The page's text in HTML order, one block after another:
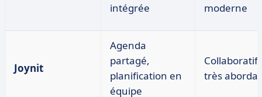
intégrée
moderne
Joynit
Agenda
partagé,
planification en
équipe
Collaboratif
très